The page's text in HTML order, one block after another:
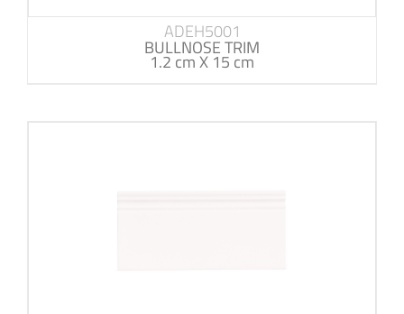
ADEH5001
BULLNOSE TRIM
1.2 cm X 15 cm